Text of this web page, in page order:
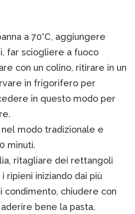
a 70°C, aggiungere
far sciogliere a fuoco
con un colino, ritirare in un
in frigorifero per
in questo modo per
modo tradizionale e
minuti.
ritagliare dei rettangoli
ripieni iniziando dai più
condimento, chiudere con
bene la pasta,